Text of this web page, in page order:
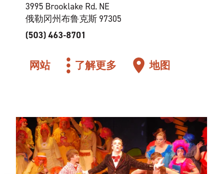
3995 Brooklake Rd. NE
俄勒冈州布鲁克斯 97305
(503) 463-8701
网站 了解更多 地图